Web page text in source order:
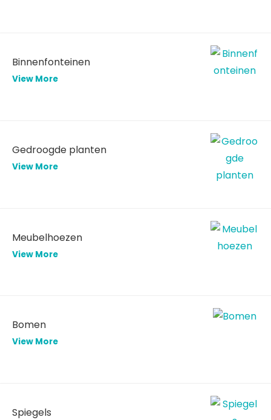
Binnenfonteinen
View More
Gedroogde planten
View More
Meubelhoezen
View More
Bomen
View More
Spiegels